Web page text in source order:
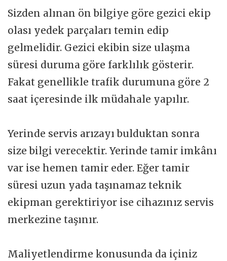
Sizden alınan ön bilgiye göre gezici ekip
olası yedek parçaları temin edip
gelmelidir. Gezici ekibin size ulaşma
süresi duruma göre farklılık gösterir.
Fakat genellikle trafik durumuna göre 2
saat içeresinde ilk müdahale yapılır.
Yerinde servis arızayı bulduktan sonra
size bilgi verecektir. Yerinde tamir imkânı
var ise hemen tamir eder. Eğer tamir
süresi uzun yada taşınamaz teknik
ekipman gerektiriyor ise cihazınız servis
merkezine taşınır.
Maliyetlendirme konusunda da içiniz